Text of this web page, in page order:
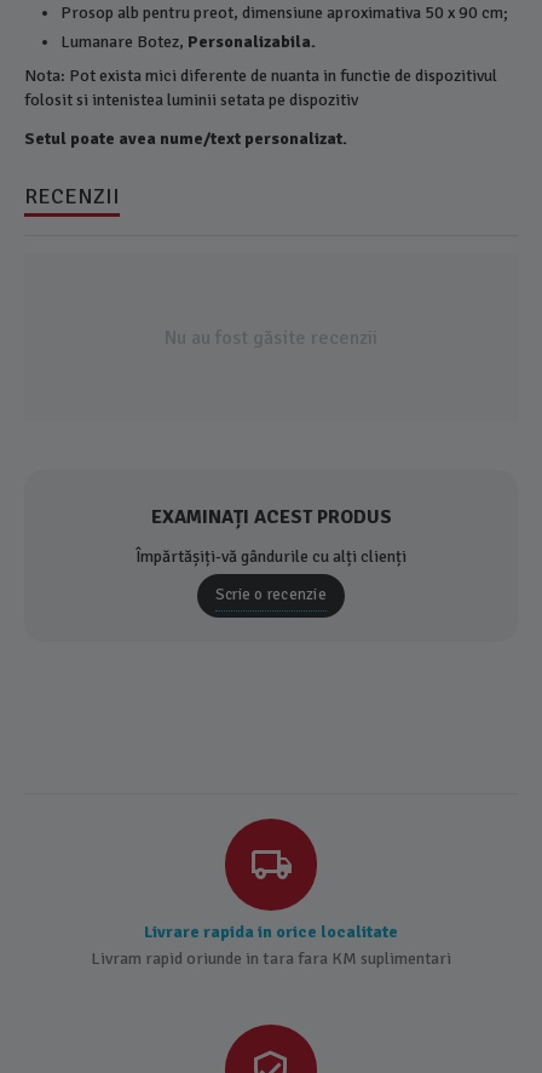
Prosop alb pentru preot, dimensiune aproximativa 50 x 90 cm;
Lumanare Botez, Personalizabila.
Nota: Pot exista mici diferente de nuanta in functie de dispozitivul
folosit si intenistea luminii setata pe dispozitiv
Setul poate avea nume/text personalizat.
RECENZII
Nu au fost găsite recenzii
EXAMINAȚI ACEST PRODUS
Împărtășiți-vă gândurile cu alți clienți
Scrie o recenzie
Livrare rapida in orice localitate
Livram rapid oriunde in tara fara KM suplimentari